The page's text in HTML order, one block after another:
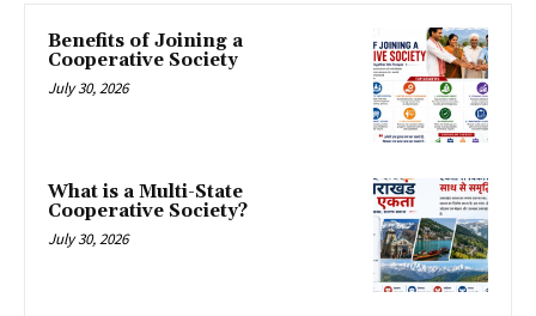
Benefits of Joining a
Cooperative Society
July 30, 2026
What is a Multi-State
Cooperative Society?
July 30, 2026